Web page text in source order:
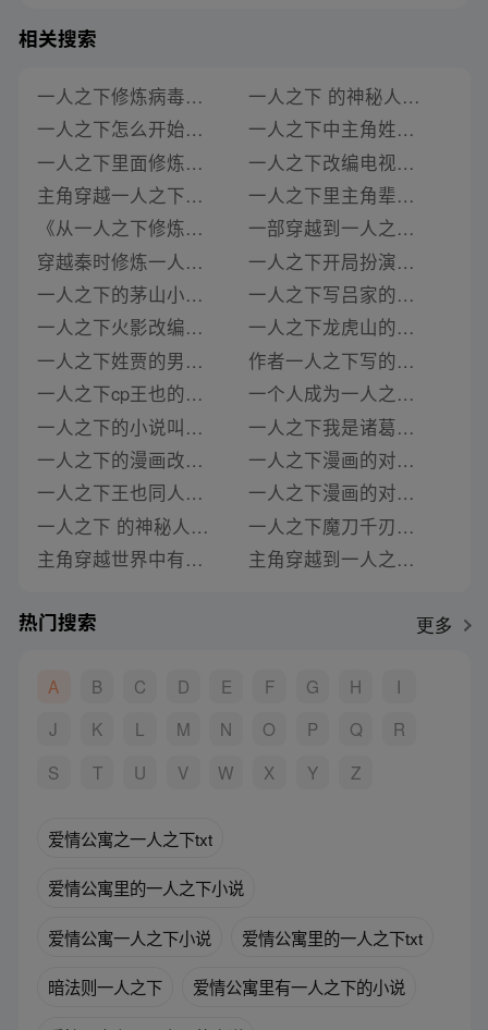
相关搜索
一人之下修炼病毒的小说叫什么
一人之下怎么开始修炼的小说
一人之下里面修炼飞刀的小说
主角穿越一人之下修炼法则的小说
《从一人之下修炼昆仑仙决开始》类似推荐
穿越秦时修炼一人之下圣人盗小说
一人之下的茅山小说叫什么
一人之下火影改编的小说叫什么
一人之下姓贾的男主的小说叫什么
一人之下cp王也的小说叫什么
一人之下的小说叫什么名字吗
一人之下的漫画改编小说叫什么
一人之下王也同人的小说叫什么
一人之下 的神秘人叫什么小说啊
主角穿越世界中有一人之下的小说叫什么
一人之下 的神秘人叫什么小说
一人之下中主角姓洛的小说叫什么
一人之下改编电视剧的小说叫什么
一人之下里主角辈分高的小说叫什么
一部穿越到一人之下的小说叫什么
一人之下开局扮演青雉的小说叫什么
一人之下写吕家的小说叫什么名字
一人之下龙虎山的小说名字叫什么
作者一人之下写的小说叫什么名字好听
一个人成为一人之下的宰相的小说叫什么
一人之下我是诸葛青的弟弟小说叫什么
一人之下漫画的对应小说叫什么名字啊
一人之下漫画的对应小说叫什么名字来着
一人之下魔刀千刃有关的小说叫什么
主角穿越到一人之下贾家村的小说叫什么
热门搜索 更多
A B C D E F G H
I
J
K L M N O P Q
R
S
T U V W X Y Z
爱情公寓之一人之下txt
爱情公寓里的一人之下小说
爱情公寓一人之下小说 爱情公寓里的一人之下txt
暗法则一人之下 爱情公寓里有一人之下的小说